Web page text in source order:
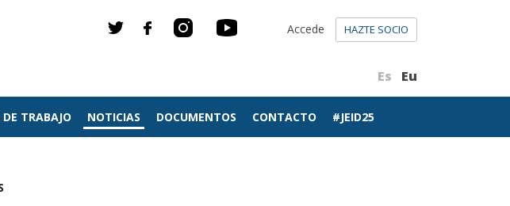
Es Eu
Accede HAZTE SOCIO
TRABAJO NOTICIAS DOCUMENTOS CONTACTO #JEID25